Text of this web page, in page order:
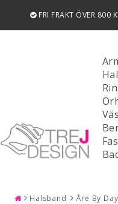
FRI FRAKT ÖVER 800
SÖK
Halsband Åre By Day